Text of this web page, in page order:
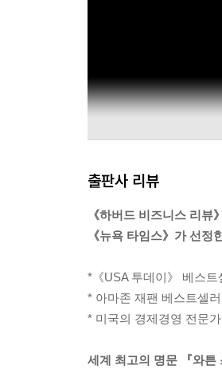
특정 영역에서만 성과를
출판사 리뷰
《하버드 비즈니스 리
《뉴욕 타임스》가 선정
*《USA 투데이》 베스트
* 아마존 재팬 베스트셀러
* 미국의 경제경영 전문
세계 최고의 명문 『와튼